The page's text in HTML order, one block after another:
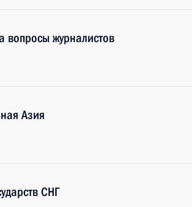
вопросы журналистов
Азия
СНГ